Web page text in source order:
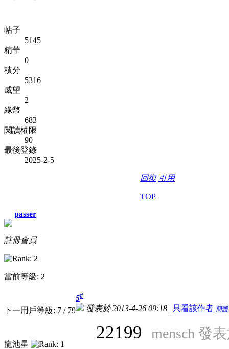
帖子
5145
精華
0
積分
5316
威望
2
緣幣
683
閱讀權限
90
最後登錄
2025-2-5
回復 引用
TOP
passer
註冊會員
當前等級: 2
下一用戶等級: 7 / 79
龍池星
5#
發表於 2013-4-26 09:18 | 只看該作者 簡體
22199 mensch 發